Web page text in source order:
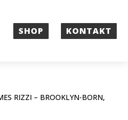
SHOP KONTAKT
RIZZI – BROOKLYN-BORN,